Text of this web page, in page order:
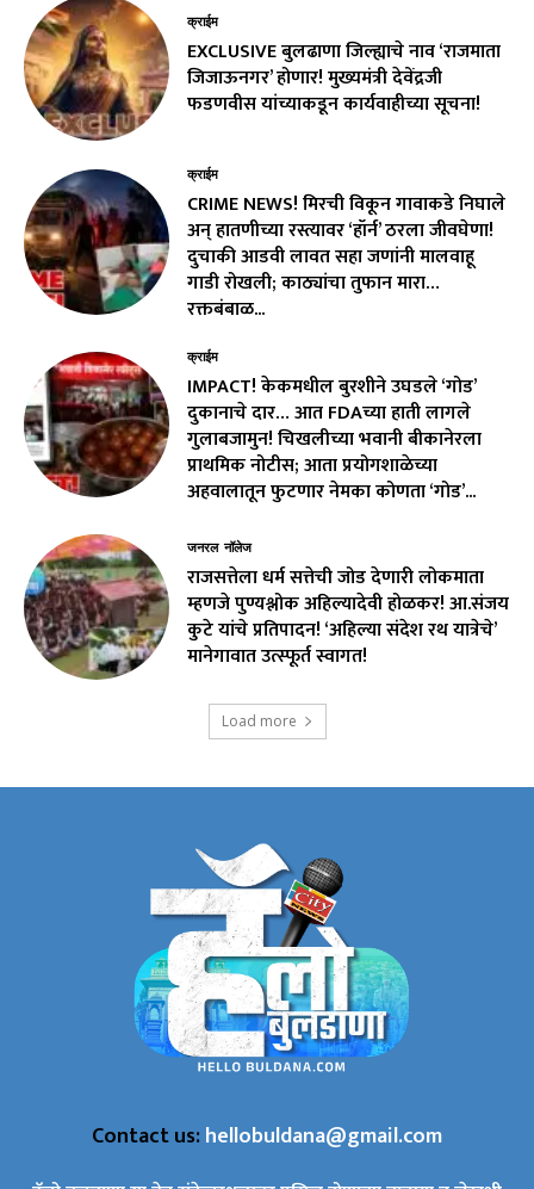
क्राईम
EXCLUSIVE बुलढाणा जिल्ह्याचे नाव ‘राजमाता
जिजाऊनगर’ होणार! मुख्यमंत्री देवेंद्रजी
फडणवीस यांच्याकडून कार्यवाहीच्या सूचना!
क्राईम
CRIME NEWS! मिरची विकून गावाकडे निघाले
अन् हातणीच्या रस्त्यावर ‘हॉर्न’ ठरला जीवघेणा!
दुचाकी आडवी लावत सहा जणांनी मालवाहू
गाडी रोखली; काठ्यांचा तुफान मारा…
रक्तबंबाळ...
क्राईम
IMPACT! केकमधील बुरशीने उघडले ‘गोड’
दुकानाचे दार… आत FDAच्या हाती लागले
गुलाबजामुन! चिखलीच्या भवानी बीकानेरला
प्राथमिक नोटीस; आता प्रयोगशाळेच्या
अहवालातून फुटणार नेमका कोणता ‘गोड’...
जनरल नॉलेज
राजसत्तेला धर्म सत्तेची जोड देणारी लोकमाता
म्हणजे पुण्यश्लोक अहिल्यादेवी होळकर! आ.संजय
कुटे यांचे प्रतिपादन! ‘अहिल्या संदेश रथ यात्रेचे’
मानेगावात उत्स्फूर्त स्वागत!
Load more
Contact us:hellobuldana@gmail.com